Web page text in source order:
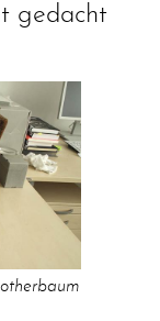
gedacht